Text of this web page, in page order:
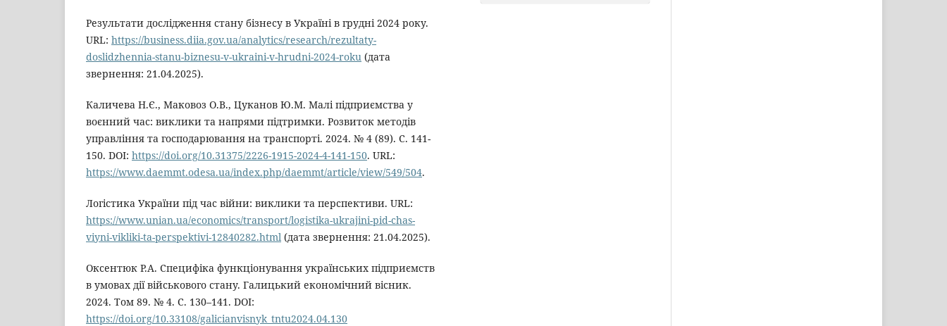
Результати дослідження стану бізнесу в Україні в грудні 2024 року.
URL: https://business.diia.gov.ua/analytics/research/rezultaty-
doslidzhennia-stanu-biznesu-v-ukraini-v-hrudni-2024-roku (дата
звернення: 21.04.2025).
Каличева Н.Є., Маковоз О.В., Цуканов Ю.М. Малі підприємства у
воєнний час: виклики та напрями підтримки. Розвиток методів
управління та господарювання на транспорті. 2024. № 4 (89). С. 141-
150. DOI: https://doi.org/10.31375/2226-1915-2024-4-141-150. URL:
https://www.daemmt.odesa.ua/index.php/daemmt/article/view/549/504.
Логістика України під час війни: виклики та перспективи. URL:
https://www.unian.ua/economics/transport/logistika-ukrajini-pid-chas-
viyni-vikliki-ta-perspektivi-12840282.html (дата звернення: 21.04.2025).
Оксентюк Р.А. Специфіка функціонування українських підприємств
в умовах дії військового стану. Галицький економічний вісник.
2024. Том 89. № 4. С. 130–141. DOI:
https://doi.org/10.33108/galicianvisnyk_tntu2024.04.130